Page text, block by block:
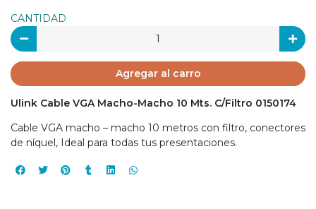
CANTIDAD
Agregar al carro
Ulink Cable VGA Macho-Macho 10 Mts. C/Filtro 0150174
Cable VGA macho – macho 10 metros con filtro, conectores
de níquel, Ideal para todas tus presentaciones.